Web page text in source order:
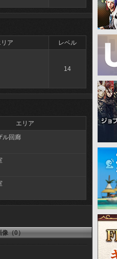
リア レベル
14
エリア
ル回廊
像（0）